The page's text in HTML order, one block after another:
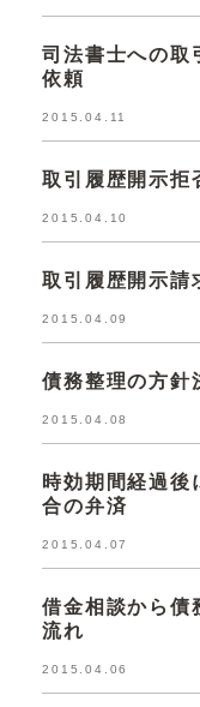
司法書士への取
依頼
2015.04.11
取引履歴開示拒
2015.04.10
取引履歴開示請
2015.04.09
債務整理の方針
2015.04.08
時効期間経過後
合の弁済
2015.04.07
借金相談から債
流れ
2015.04.06